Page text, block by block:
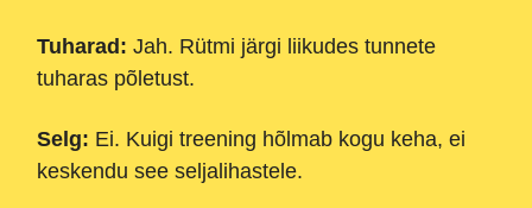
Tuharad: Jah. Rütmi järgi liikudes tunnete
tuharas põletust.
Selg: Ei. Kuigi treening hõlmab kogu keha, ei
keskendu see seljalihastele.